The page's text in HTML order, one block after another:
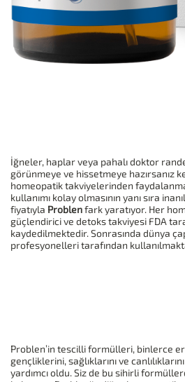
İğneler, haplar veya pahalı doktor
görünmeye ve hissetmeye hazırsanız
homeopatik takviyelerinden
kullanımı kolay olmasının yanı sıra
fiyatıyla Problenfark yaratıyor. Her
güçlendirici ve detoks takviyesi FDA
kaydedilmektedir. Sonrasında dünya
profesyonelleri tarafından
Problen’in tescilli formülleri, binlerce
gençliklerini, sağlıklarını ve
yardımcı oldu. Siz de bu sihirli